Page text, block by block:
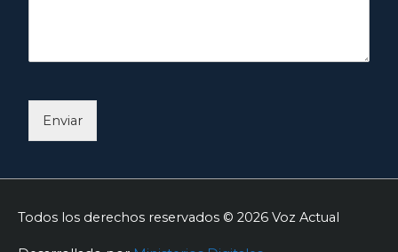
Enviar
Todos los derechos reservados © 2026 Voz Actual